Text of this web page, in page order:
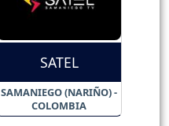
SATEL
SAMANIEGO (NARIÑO) -
COLOMBIA